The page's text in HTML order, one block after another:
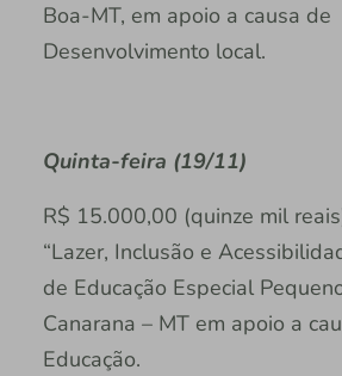
Boa-MT, em apoio a causa de
Desenvolvimento local.
Quinta-feira (19/11)
R$ 15.000,00 (quinze mil
“Lazer, Inclusão e
de Educação Especial
Canarana – MT em apoio a
Educação.